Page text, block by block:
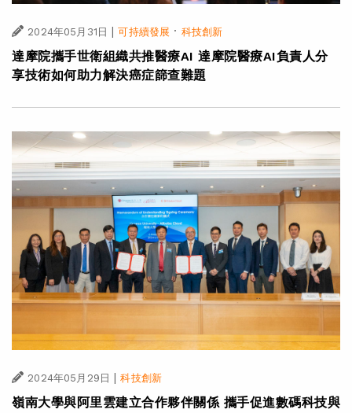
2024年05月31日 | 可持續發展 · 科技創新
達摩院攜手世衛組織共推醫療AI 達摩院醫療AI負責人分
享技術如何助力解決癌症篩查難題
2024年05月29日 | 科技創新
嶺南大學與阿里雲建立合作夥伴關係 攜手促進數碼科技與